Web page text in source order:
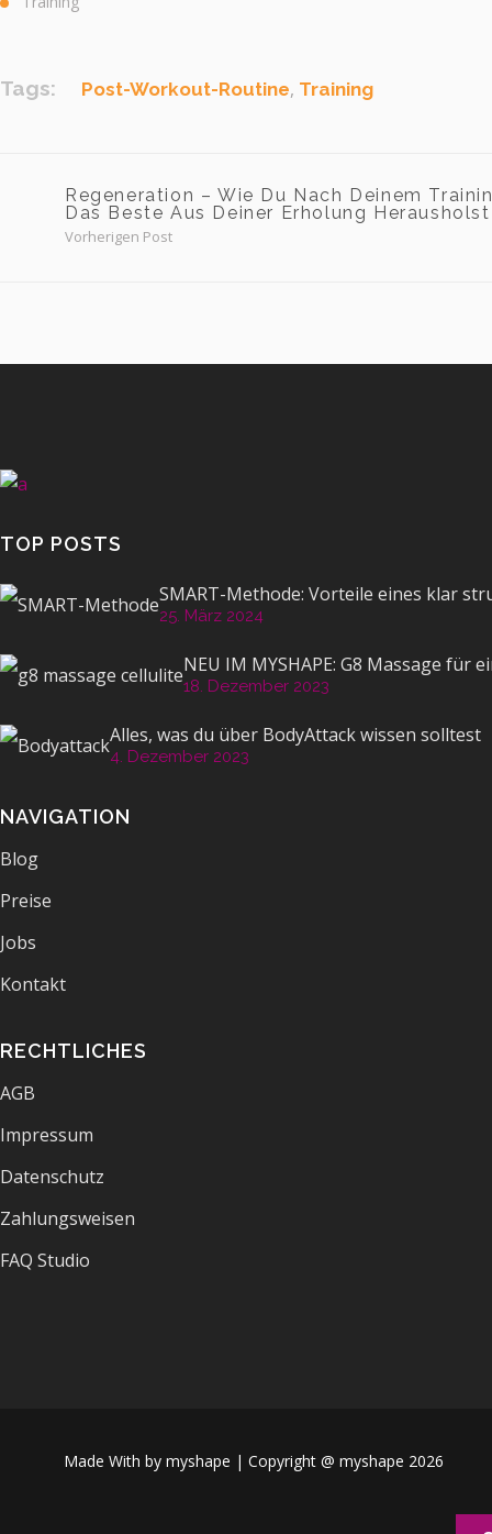
Tags: Post-Workout-Routine, Training
Regeneration – Wie Du Nach Deinem
Das Beste Aus Deiner Erholung Herausholst
Vorherigen Post
TOP POSTS
SMART-Methode: Vorteile eines klar
25. März 2024
NEU IM MYSHAPE: G8 Massage für
18. Dezember 2023
Alles, was du über BodyAttack wissen solltest
4. Dezember 2023
NAVIGATION
Blog
Preise
Jobs
Kontakt
RECHTLICHES
AGB
Impressum
Datenschutz
Zahlungsweisen
FAQ Studio
Made
Made With by myshape | Copyright @ myshape 2026